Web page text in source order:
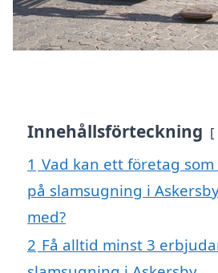
Innehållsförteckning
1 Vad kan ett företag
på slamsugning i
med?
2 Få alltid minst 3